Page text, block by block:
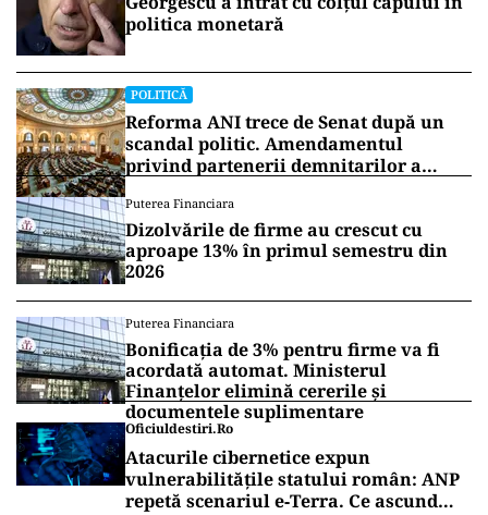
politica monetară
POLITICĂ
Reforma ANI trece de Senat după un
scandal politic. Amendamentul
privind partenerii demnitarilor a
Puterea Financiara
Dizolvările de firme au crescut cu
aproape 13% în primul semestru din
2026
Puterea Financiara
Bonificația de 3% pentru firme va fi
acordată automat. Ministerul
Finanțelor elimină cererile și
documentele suplimentare
Oficiuldestiri.ro
Atacurile cibernetice expun
vulnerabilitățile statului român: ANP
repetă scenariul e‑Terra. Ce ascund